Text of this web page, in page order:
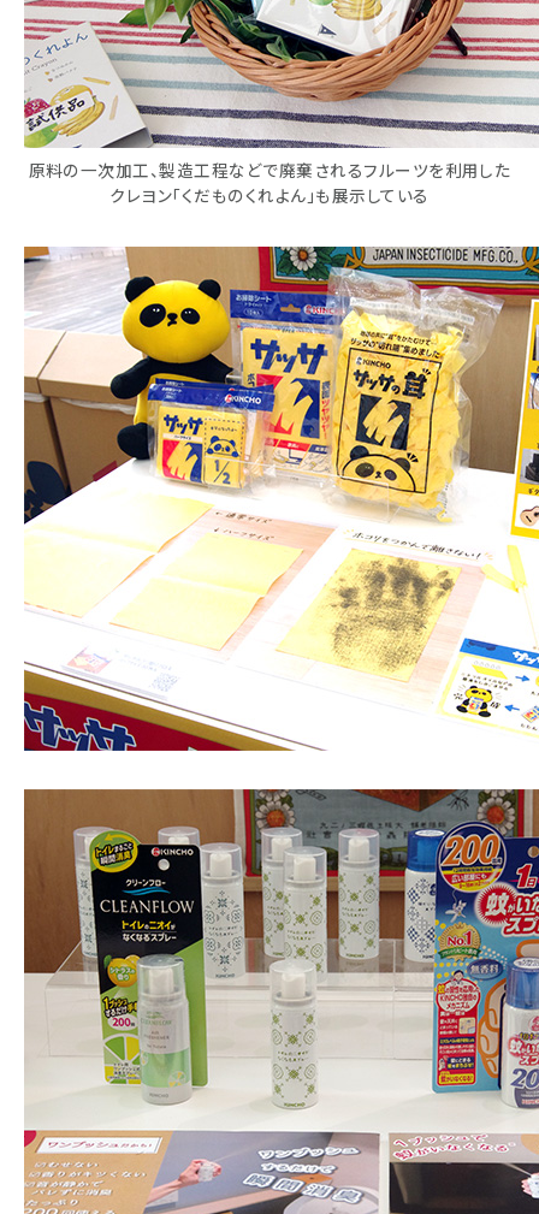
原料の一次加工、製造工程などで廃棄されるフルーツを利用した
クレヨン「くだものくれよん」も展示している